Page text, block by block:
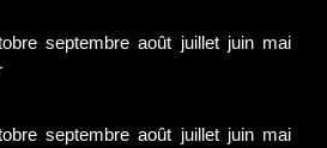
septembre août juillet juin mai
septembre août juillet juin mai